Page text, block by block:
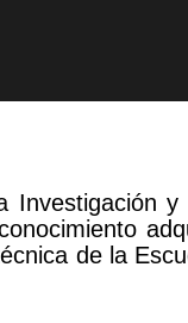
y
de la